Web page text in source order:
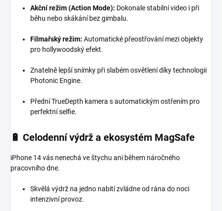
Akční režim (Action Mode): Dokonale stabilní video i při
běhu nebo skákání bez gimbalu.
Filmařský režim: Automatické přeostřování mezi objekty
pro hollywoodský efekt.
Znatelně lepší snímky při slabém osvětlení díky technologii
Photonic Engine.
Přední TrueDepth kamera s automatickým ostřením pro
perfektní selfie.
🔋 Celodenní výdrž a ekosystém MagSafe
iPhone 14 vás nenechá ve štychu ani během náročného
pracovního dne.
Skvělá výdrž na jedno nabití zvládne od rána do noci
intenzivní provoz.